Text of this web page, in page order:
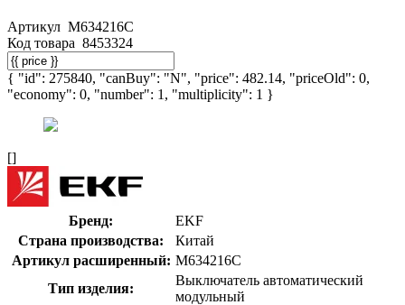
Артикул M634216C
Код товара 8453324
{ "id": 275840, "canBuy": "N", "price": 482.14, "priceOld": 0,
"economy": 0, "number": 1, "multiplicity": 1 }
[]
Бренд:
EKF
Страна производства:
Китай
Артикул расширенный: M634216C
Тип изделия:
Выключатель автоматический
модульный